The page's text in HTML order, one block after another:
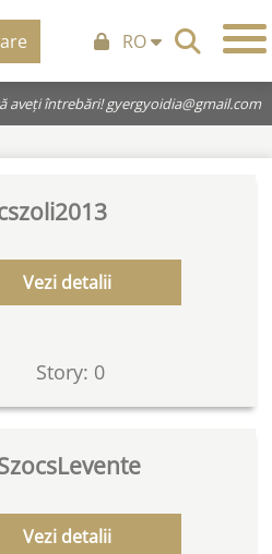
RO
aveți întrebări!gyergyoidia@gmail.com
Vezi detalii
Story: 0
Vezi detalii